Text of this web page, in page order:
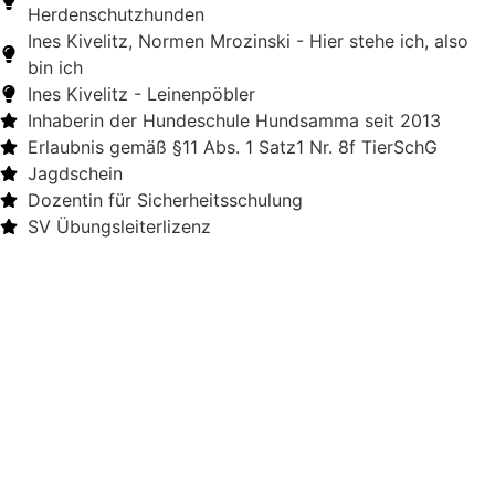
Herdenschutzhunden
Ines Kivelitz, Normen Mrozinski - Hier stehe ich, also
bin ich
Ines Kivelitz - Leinenpöbler
Inhaberin der Hundeschule Hundsamma seit 2013
Erlaubnis gemäß §11 Abs. 1 Satz1 Nr. 8f TierSchG
Jagdschein
Dozentin für Sicherheitsschulung
SV Übungsleiterlizenz